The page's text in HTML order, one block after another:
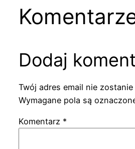
Dodaj
Twój adres email nie
Wymagane pola są
Komentarz *